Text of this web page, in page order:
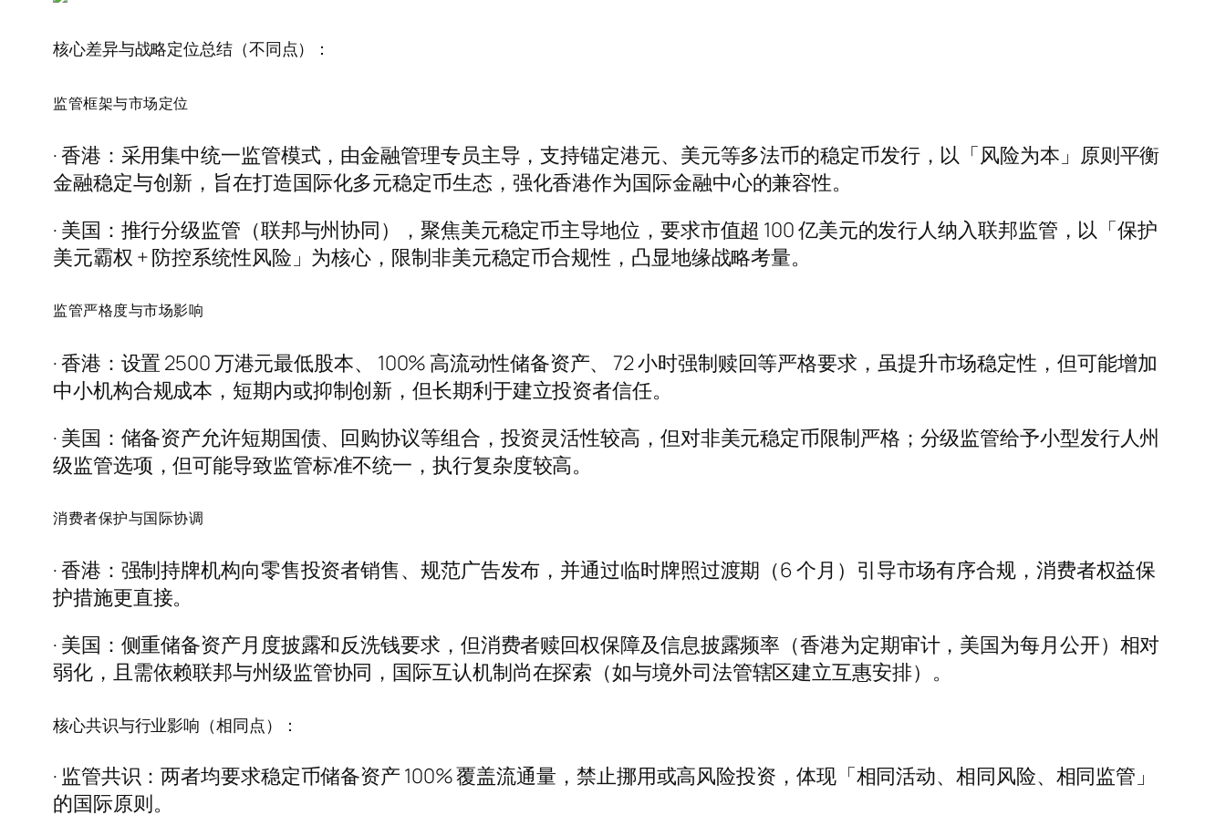
核心差异与战略定位总结（不同点）：
监管框架与市场定位
· 香港：采用集中统一监管模式，由金融管理专员主导，支持锚定港元、美元等多法币的稳定币发行，以「风险为本」原则平衡
金融稳定与创新，旨在打造国际化多元稳定币生态，强化香港作为国际金融中心的兼容性。
· 美国：推行分级监管（联邦与州协同），聚焦美元稳定币主导地位，要求市值超 100 亿美元的发行人纳入联邦监管，以「保护
美元霸权 + 防控系统性风险」为核心，限制非美元稳定币合规性，凸显地缘战略考量。
监管严格度与市场影响
· 香港：设置 2500 万港元最低股本、 100% 高流动性储备资产、 72 小时强制赎回等严格要求，虽提升市场稳定性，但可能增加
中小机构合规成本，短期内或抑制创新，但长期利于建立投资者信任。
· 美国：储备资产允许短期国债、回购协议等组合，投资灵活性较高，但对非美元稳定币限制严格；分级监管给予小型发行人州
级监管选项，但可能导致监管标准不统一，执行复杂度较高。
消费者保护与国际协调
· 香港：强制持牌机构向零售投资者销售、规范广告发布，并通过临时牌照过渡期（6 个月）引导市场有序合规，消费者权益保
护措施更直接。
· 美国：侧重储备资产月度披露和反洗钱要求，但消费者赎回权保障及信息披露频率（香港为定期审计，美国为每月公开）相对
弱化，且需依赖联邦与州级监管协同，国际互认机制尚在探索（如与境外司法管辖区建立互惠安排）。
核心共识与行业影响（相同点）：
· 监管共识：两者均要求稳定币储备资产 100% 覆盖流通量，禁止挪用或高风险投资，体现「相同活动、相同风险、相同监管」
的国际原则。